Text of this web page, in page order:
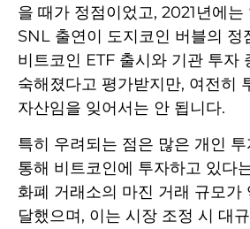
을 때가 정점이었고, 2021년에는
SNL 출연이 도지코인 버블의 정
비트코인 ETF 출시와 기관 투자
숙해졌다고 평가받지만, 여전히
자산임을 잊어서는 안 됩니다.
특히 우려되는 점은 많은 개인
통해 비트코인에 투자하고 있다
화폐 거래소의 마진 거래 규모가
달했으며, 이는 시장 조정 시 대